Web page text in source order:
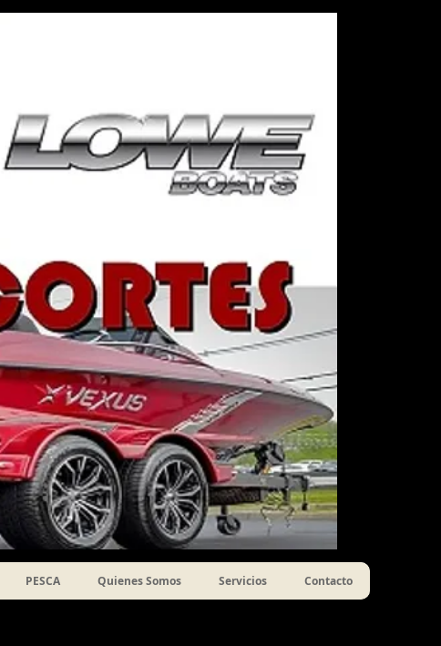
PESCA Quienes Somos Servicios Contacto